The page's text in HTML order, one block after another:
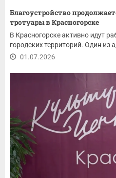
Благоустройство
тротуары в Красногорске
В Красногорске активно идут
городских территорий. Один из
01.07.2026